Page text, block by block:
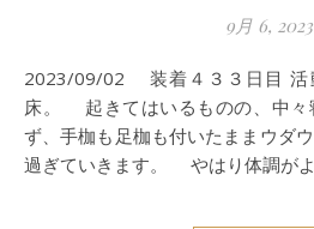
9月 6, 2023
2023/09/02 装着４３３日目 活動記録 ０７：３０ 起
床。 起きてはいるものの、中々
ず、手枷も足枷も付いたままウダ
過ぎていきます。 やはり体調が